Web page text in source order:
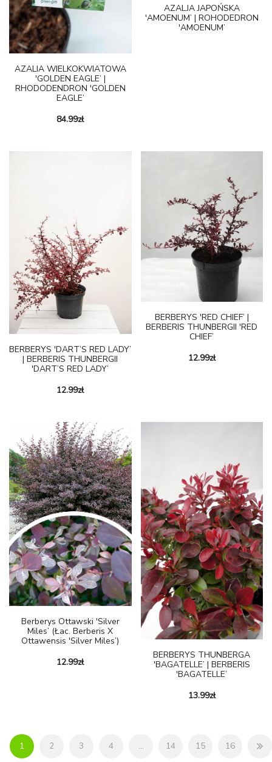
AZALIA WIELKOKWIATOWA
'GOLDEN EAGLE’ |
RHODODENDRON 'GOLDEN
EAGLE’
84.99zł
AZALJA JAPOŃSKA
'AMOENUM’ | ROHODEDRON
'AMOENUM’
BERBERYS 'DART’S RED LADY’
| BERBERIS THUNBERGII
'DART’S RED LADY’
12.99zł
BERBERYS 'RED CHIEF’ |
BERBERIS THUNBERGII 'RED
CHIEF’
12.99zł
Berberys Ottawski 'Silver
Miles’ (Łac. Berberis X
Ottawensis 'Silver Miles’)
12.99zł
BERBERYS THUNBERGA
'BAGATELLE’ | BERBERIS
'BAGATELLE’
13.99zł
1 2 3 4 … 14 15 16